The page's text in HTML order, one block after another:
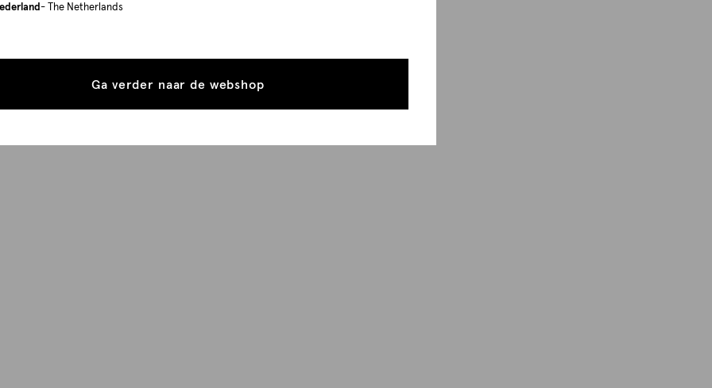
- The Netherlands
Ga verder naar de webshop